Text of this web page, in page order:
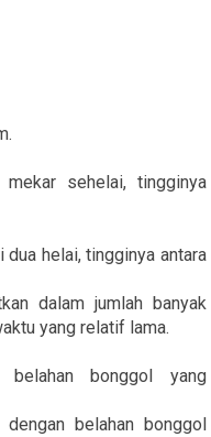
sehelai, tingginya
helai, tingginya antara
dalam jumlah banyak
yang relatif lama.
belahan bonggol yang
dengan belahan bonggol